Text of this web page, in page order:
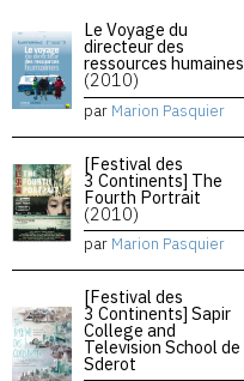
Le Voyage du
directeur des
ressources humaines
(2010)
par Marion Pasquier
[Festival des
3 Continents] The
Fourth Portrait
(2010)
par Marion Pasquier
[Festival des
3 Continents] Sapir
College and
Television School de
Sderot